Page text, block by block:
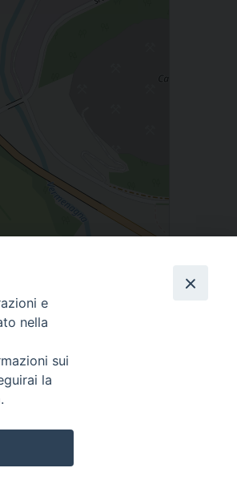
e
nella
sui
la